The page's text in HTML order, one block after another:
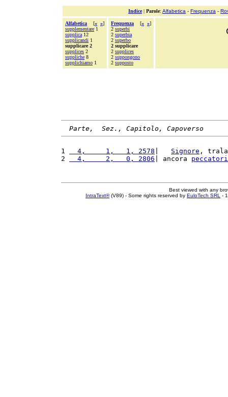
Indice| Parole: Alfabetica - Frequenza -
Alfabetica [« »]
supplementare 1
supplica 12
supplicandi 1
supplicare 2
supplices 2
suppliche 8
supplichiamo 1
Frequenza [« »]
2 superbi
2 superbia
2 superbo
2 supplicare
2 supplices
2 suppongono
2 supposto
Parte,  Sez., Capitolo, Capoverso
1
  4,     1,   1, 2578
Signore ,
2
  4,     2,   0, 2806
| ancora peccatori
Best viewed with any
IntraText®(V89) - Some rights reserved by EuloTech SRL -